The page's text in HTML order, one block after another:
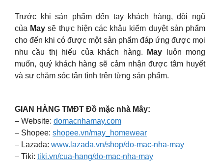
Trước khi sản phẩm đến tay khách hàng, đội ngũ
của May sẽ thực hiện các khâu kiểm duyệt sản phẩm
cho đến khi có được một sản phẩm đáp ứng được mọi
nhu cầu thị hiếu của khách hàng.
May luôn mong
muốn, quý khách hàng sẽ cảm nhận được tâm huyết
và sự chăm sóc tận tình trên từng sản phẩm.
GIAN HÀNG TMĐT Đồ mặc nhà Mây:
– Website: domacnhamay.com
– Shopee: shopee.vn/may_homewear
– Lazada: www.lazada.vn/shop/do-mac-nha-may
– Tiki: tiki.vn/cua-hang/do-mac-nha-may